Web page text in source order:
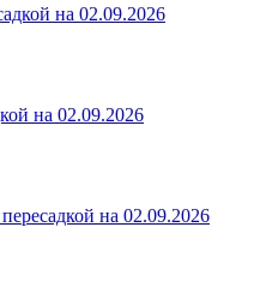
на 02.09.2026
на 02.09.2026
на 02.09.2026